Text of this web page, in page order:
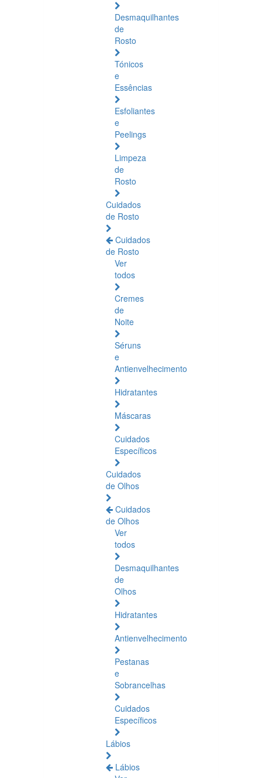
Desmaquilhantes
de
Rosto
Tónicos
e
Essências
Esfoliantes
e
Peelings
Limpeza
de
Rosto
Cuidados
de Rosto
Cuidados
de Rosto
Ver
todos
Cremes
de
Noite
Séruns
e
Antienvelhecimento
Hidratantes
Máscaras
Cuidados
Específicos
Cuidados
de Olhos
Cuidados
de Olhos
Ver
todos
Desmaquilhantes
de
Olhos
Hidratantes
Antienvelhecimento
Pestanas
e
Sobrancelhas
Cuidados
Específicos
Lábios
Lábios